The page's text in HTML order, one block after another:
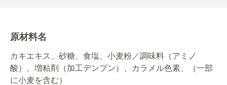
原材料名
カキエキス、砂糖、食塩、小麦粉／調味料（アミノ
酸）、増粘剤（加工デンプン）、カラメル色素、（一部
に小麦を含む）